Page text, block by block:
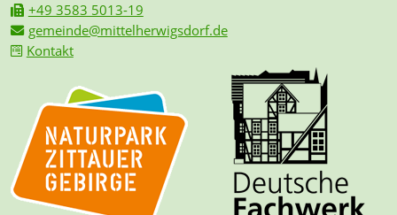
+49 3583 5013-19
gemeinde@mittelherwigsdorf.de
Kontakt